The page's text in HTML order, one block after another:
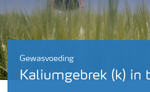
Gewasvoeding
Kaliumgebrek (k) in